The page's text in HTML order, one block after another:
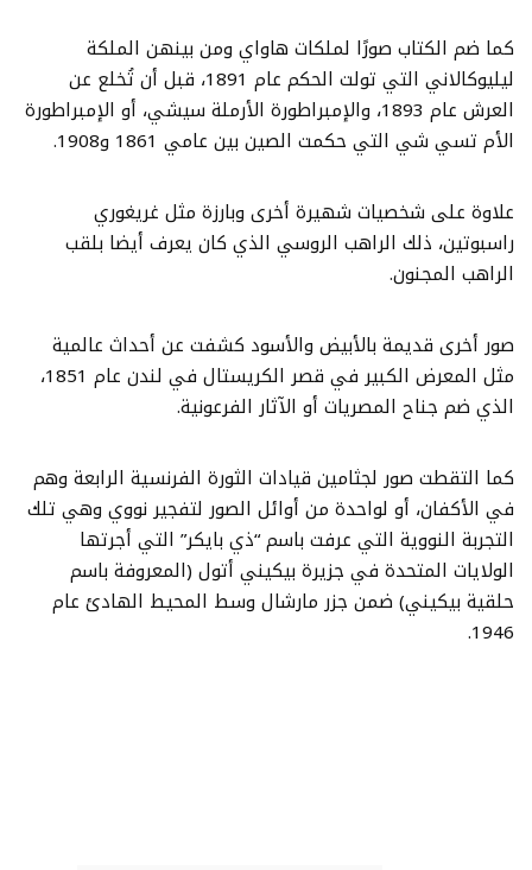
كما ضم الكتاب صورًا لملكات هاواي ومن بينهن الملكة
ليليوكالاني التي تولت الحكم عام 1891، قبل أن تُخلع عن
العرش عام 1893، والإمبراطورة الأرملة سيشي، أو الإمبراطورة
الأم تسي شي التي حكمت الصين بين عامي 1861 و1908.
علاوة على شخصيات شهيرة أخرى وبارزة مثل غريغوري
راسبوتين، ذلك الراهب الروسي الذي كان يعرف أيضا بلقب
الراهب المجنون.
صور أخرى قديمة بالأبيض والأسود كشفت عن أحداث عالمية
مثل المعرض الكبير في قصر الكريستال في لندن عام 1851،
الذي ضم جناح المصريات أو الآثار الفرعونية.
كما التقطت صور لجثامين قيادات الثورة الفرنسية الرابعة وهم
في الأكفان، أو لواحدة من أوائل الصور لتفجير نووي وهي تلك
التجربة النووية التي عرفت باسم “ذي بايكر” التي أجرتها
الولايات المتحدة في جزيرة بيكيني أتول (المعروفة باسم
حلقية بيكيني) ضمن جزر مارشال وسط المحيط الهادئ عام
1946.